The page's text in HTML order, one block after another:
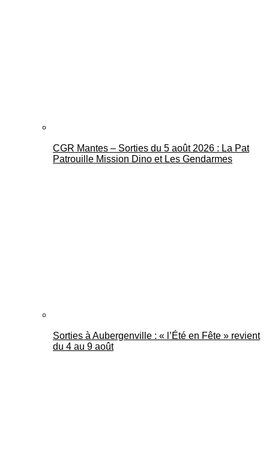
CGR Mantes – Sorties du 5 août 2026 : La Pat
Patrouille Mission Dino et Les Gendarmes
Sorties à Aubergenville : « l’Été en Fête » revient
du 4 au 9 août